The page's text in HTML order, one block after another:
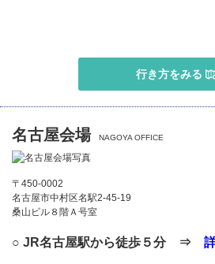
行き方をみる
名古屋会場 NAGOYA OFFICE
〒450-0002
名古屋市中村区名駅2-45-19
桑山ビル８階Ａ号室
○ JR名古屋駅から徒歩５分 ⇒